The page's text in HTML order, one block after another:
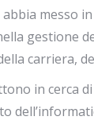
abbia messo
gestione
carriera,
in cerca